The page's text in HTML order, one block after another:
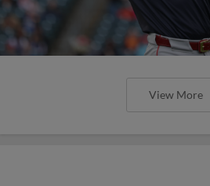
View More